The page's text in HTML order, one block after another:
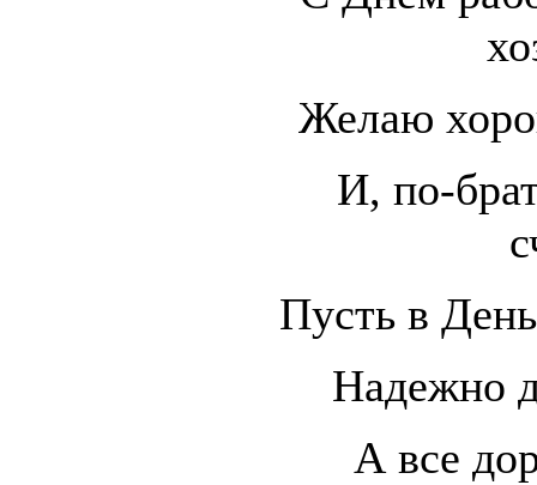
Желаю
И, по-
Пусть в
Надежно
А все